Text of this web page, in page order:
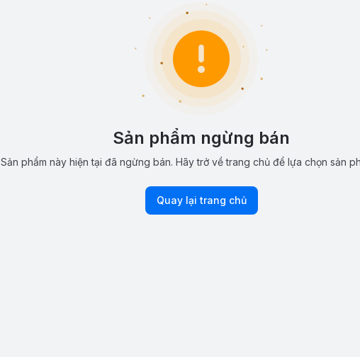
Sản phẩm ngừng bán
Sản phẩm này hiện tại đã ngừng bán. Hãy trở về trang chủ để lựa chọn sản
Quay lại trang chủ